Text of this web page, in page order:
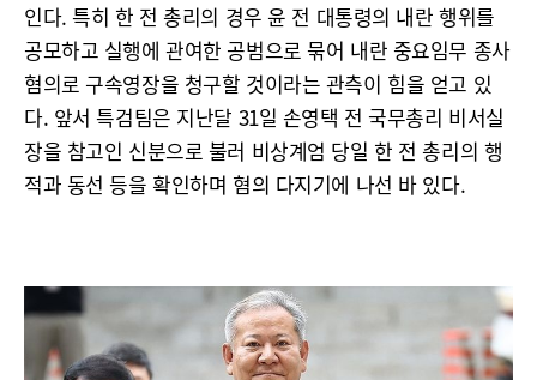
인다. 특히 한 전 총리의 경우 윤 전 대통령의 내란 행위를
공모하고 실행에 관여한 공범으로 묶어 내란 중요임무 종사
혐의로 구속영장을 청구할 것이라는 관측이 힘을 얻고 있
다. 앞서 특검팀은 지난달 31일 손영택 전 국무총리 비서실
장을 참고인 신분으로 불러 비상계엄 당일 한 전 총리의 행
적과 동선 등을 확인하며 혐의 다지기에 나선 바 있다.